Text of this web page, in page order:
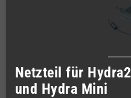
Netzteil für
und Hydra Mini